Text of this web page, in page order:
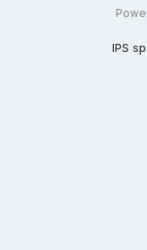
IPS